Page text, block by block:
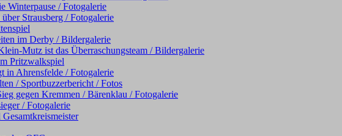
Winterpause / Fotogalerie
Strausberg / Fotogalerie
im Derby / Bildergalerie
Mutz ist das Überraschungsteam / Bildergalerie
Pritzwalkspiel
in Ahrensfelde / Fotogalerie
/ Sportbuzzerbericht / Fotos
gegen Kremmen / Bärenklau / Fotogalerie
/ Fotogalerie